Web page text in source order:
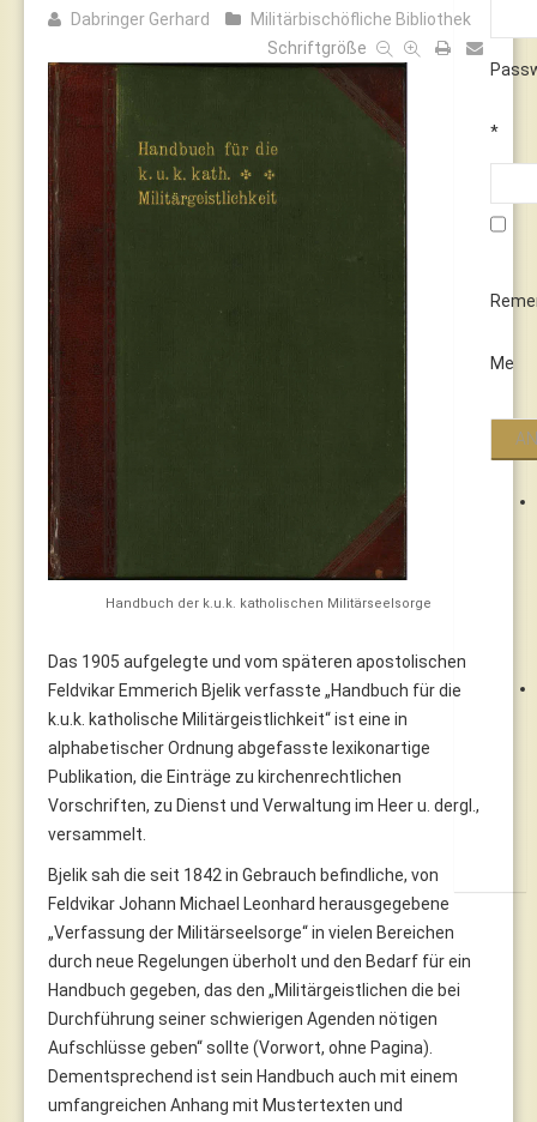
*
Me
Dabringer Gerhard
Militärbischöfliche Bibliothek
Schriftgröße
Handbuch der k.u.k. katholischen Militärseelsorge
Das 1905 aufgelegte und vom späteren apostolischen
Feldvikar Emmerich Bjelik verfasste „Handbuch für die
k.u.k. katholische Militärgeistlichkeit“ ist eine in
alphabetischer Ordnung abgefasste lexikonartige
Publikation, die Einträge zu kirchenrechtlichen
Vorschriften, zu Dienst und Verwaltung im Heer u. dergl.,
versammelt.
Bjelik sah die seit 1842 in Gebrauch befindliche, von
Feldvikar Johann Michael Leonhard herausgegebene
„Verfassung der Militärseelsorge“ in vielen Bereichen
durch neue Regelungen überholt und den Bedarf für ein
Handbuch gegeben, das den „Militärgeistlichen die bei
Durchführung seiner schwierigen Agenden nötigen
Aufschlüsse geben“ sollte (Vorwort, ohne Pagina).
Dementsprechend ist sein Handbuch auch mit einem
umfangreichen Anhang mit Mustertexten und